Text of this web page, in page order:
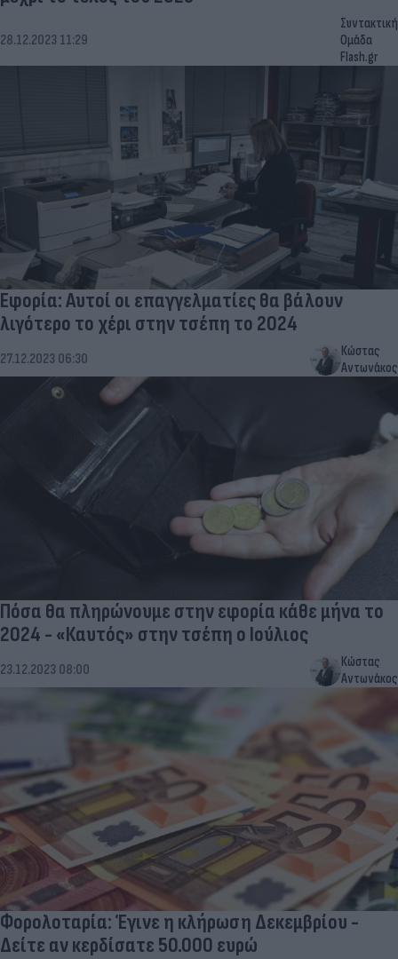
28.12.2023 11:29
Συντακτική
Ομάδα
Flash.gr
Εφορία: Αυτοί οι επαγγελματίες θα βάλουν
λιγότερο το χέρι στην τσέπη το 2024
27.12.2023 06:30
Κώστας
Αντωνάκος
Πόσα θα πληρώνουμε στην εφορία κάθε μήνα το
2024 - «Καυτός» στην τσέπη ο Ιούλιος
23.12.2023 08:00
Κώστας
Αντωνάκος
Φορολοταρία: Έγινε η κλήρωση Δεκεμβρίου -
Δείτε αν κερδίσατε 50.000 ευρώ